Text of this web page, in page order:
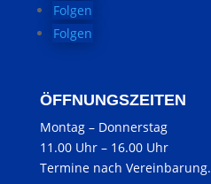
Folgen
Folgen
ÖFFNUNGSZEITEN
Montag –Donnerstag
11.00 Uhr –16.00 Uhr
Termine nach Vereinbarung.